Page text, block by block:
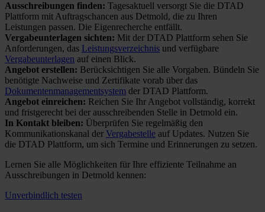
Ausschreibungen finden: Tagesaktuell versorgt Sie die DTAD
Plattform mit Auftragschancen aus Detmold, die zu Ihren
Leistungen passen. Die Eigenrecherche entfällt.
Vergabeunterlagen sichten: Mit der DTAD Plattform sehen Sie
Anforderungen, das Leistungsverzeichnis und verfügbare
Vergabeunterlagen auf einen Blick.
Angebot erstellen: Berücksichtigen Sie alle Vorgaben. Bündeln Sie
benötigte Nachweise und Zertifikate vorab über das
Dokumentenmanagementsystem der DTAD Plattform.
Angebot einreichen: Reichen Sie Ihr Angebot vollständig, korrekt
und fristgerecht bei der ausschreibenden Stelle in Detmold ein.
In Kontakt bleiben: Überprüfen Sie regelmäßig den
Kommunikationskanal der Vergabestelle auf Updates. Nutzen Sie
die DTAD Plattform, um sich Termine und Erinnerungen zu setzen.
Lernen Sie alle Möglichkeiten für Ihre effiziente Teilnahme an
Ausschreibungen in Detmold kennen:
Unverbindlich testen